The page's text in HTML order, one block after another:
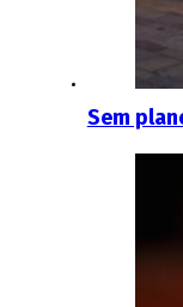
Sem